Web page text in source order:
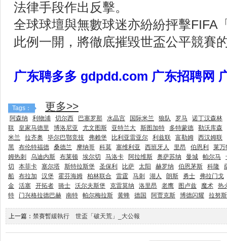
法律手段作出反擊。
全球球壇與無數球迷亦紛紛抨擊FIFA
此例一開，將徹底摧毀世盃公平競賽
广东聘多多 gdpdd.com 广东招聘网
Tags： 更多>>
阿森纳 利物浦 切尔西 巴塞罗那 水晶宫 国际米兰 狼队 罗马
诺丁汉森林
联
皇家马德里 博洛尼亚 尤文图斯 亚特兰大 斯图加特 多特蒙德
勒沃库森
米兰
拉齐奥 毕尔巴鄂竞技 弗赖堡 比利亚雷亚尔 利兹联 富勒姆
西汉姆联
黑
布伦特福德 桑德兰 摩纳哥 科莫 塞维利亚 西班牙人 里昂 伯恩利
莱万
姆热刺
乌迪内斯 布莱顿 埃尔切 马洛卡 阿拉维斯 奥萨苏纳 曼城 帕尔马
切
本菲卡 塞尔塔 斯特拉斯堡 圣保利 比萨 太阳 赫罗纳 伯恩茅斯 科隆
船
布拉加 汉堡 霍芬海姆 柏林联合 雷霆 马刺 湖人 朗斯 勇士
弗拉门戈
金
活塞 开拓者 骑士 沃尔夫斯堡 克雷莫纳 洛里昂 老鹰 图卢兹 魔术
热
特
门兴格拉德巴赫 南特 帕尔梅拉斯 黄蜂 德国 阿贾克斯 博德闪耀 拉努斯
上一篇： 禁賽暫緩執行 世盃「破天荒」_大公報